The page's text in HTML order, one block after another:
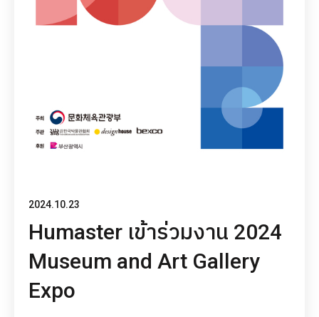
2024.10.23
Humaster เข้าร่วมงาน 2024
Museum and Art Gallery
Expo